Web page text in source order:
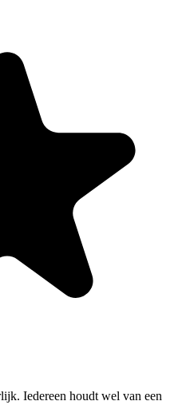
Iedereen houdt wel van een